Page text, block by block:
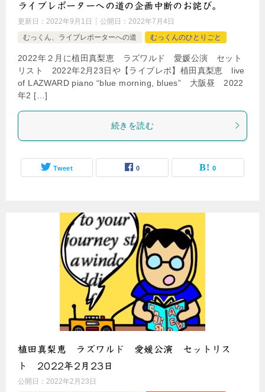
ライブレポーターへの道の企画中断のお詫び。
更新日： 2022年9月1日 公開日： 2022年7月4日
むっくん、ライブレポーターへの道
むっくんのひとりごと
2022年２月に植田真梨恵 ラズワルド 愛媛公演 セット
リスト 2022年2月23日や【ライブレポ】植田真梨恵 live
of LAZWARD piano “blue morning, blues” 大阪昼 2022
年2 […]
続きを読む
Tweet 0 0
植田真梨恵 ラズワルド 愛媛公演 セットリス
ト 2022年2月23日
公開日： 2022年2月23日